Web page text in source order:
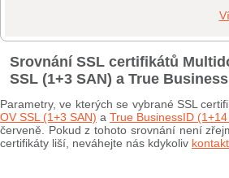
Srovnání SSL certifikátů
SSL (1+3 SAN) a True
Parametry, ve kterých se vybrané SSL
OV SSL (1+3 SAN) a True BusinessID (1+14
červeně. Pokud z tohoto srovnání není
certifikáty liší, neváhejte nás kdykoliv